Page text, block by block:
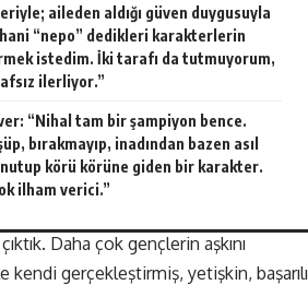
aileden aldığı güven duygusuyla
hani “nepo” dedikleri karakterlerin
istedim. İki tarafı da tutmuyorum,
ilerliyor.”
“Nihal tam bir şampiyon bence.
bırakmayıp, inadından bazen asıl
körü körüne giden bir karakter.
ilham verici.”
Daha çok gençlerin aşkını
gerçekleştirmiş, yetişkin, başarılı